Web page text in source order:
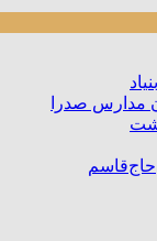
مدارس صدرا